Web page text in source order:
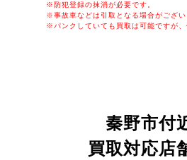
※防犯登録の抹消が必要です。
※事故車などは引取となる場合がござい
※パンクしていても買取は可能ですが、
秦野市付
買取対応店